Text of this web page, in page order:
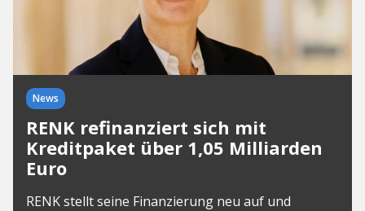
News
RENK refinanziert sich mit
Kreditpaket über 1,05 Milliarden
Euro
RENK stellt seine Finanzierung neu auf und